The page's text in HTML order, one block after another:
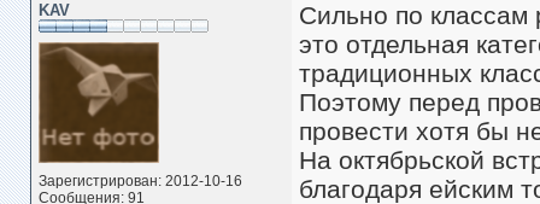
KAV
Зарегистрирован: 2012-10-16
Сообщения: 91
Сильно по классам
это отдельная
традиционных
Поэтому перед
провести хотя бы
На октябрьской
благодаря ейским